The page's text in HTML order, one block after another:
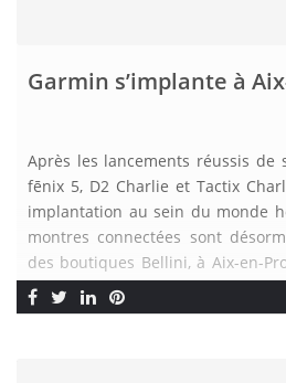
Garmin s’implante à
Après les lancements réussis de
fēnix 5, D2 Charlie et Tactix
implantation au sein du monde
montres connectées sont
des boutiques Bellini, à Aix-en-
correspondent parfaitement aux
clientèle de passionnés de sports